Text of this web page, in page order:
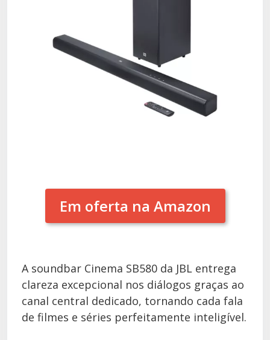
Em oferta na Amazon
A soundbar Cinema SB580 da JBL entrega
clareza excepcional nos diálogos graças ao
canal central dedicado, tornando cada fala
de filmes e séries perfeitamente inteligível.